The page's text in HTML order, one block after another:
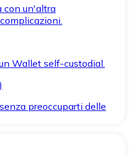
con un'altra
Wallet self-custodial.
preoccuparti delle